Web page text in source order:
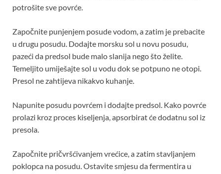
potrošite sve povrće.
Započnite punjenjem posude vodom, a zatim je prebacite
u drugu posudu. Dodajte morsku sol u novu posudu,
pazeći da predsol bude malo slanija nego što želite.
Temeljito umiješajte sol u vodu dok se potpuno ne otopi.
Presol ne zahtijeva nikakvo kuhanje.
Napunite posudu povrćem i dodajte predsol. Kako povrće
prolazi kroz proces kiseljenja, apsorbirat će dodatnu sol iz
presola.
Započnite pričvršćivanjem vrećice, a zatim stavljanjem
poklopca na posudu. Ostavite smjesu da fermentira u